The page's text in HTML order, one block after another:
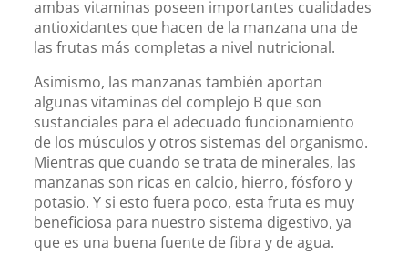
ambas vitaminas poseen importantes cualidades
antioxidantes que hacen de la manzana una de
las frutas más completas a nivel nutricional.
Asimismo, las manzanas también aportan
algunas vitaminas del complejo B que son
sustanciales para el adecuado funcionamiento
de los músculos y otros sistemas del organismo.
Mientras que cuando se trata de minerales, las
manzanas son ricas en calcio, hierro, fósforo y
potasio. Y si esto fuera poco, esta fruta es muy
beneficiosa para nuestro sistema digestivo, ya
que es una buena fuente de fibra y de agua.